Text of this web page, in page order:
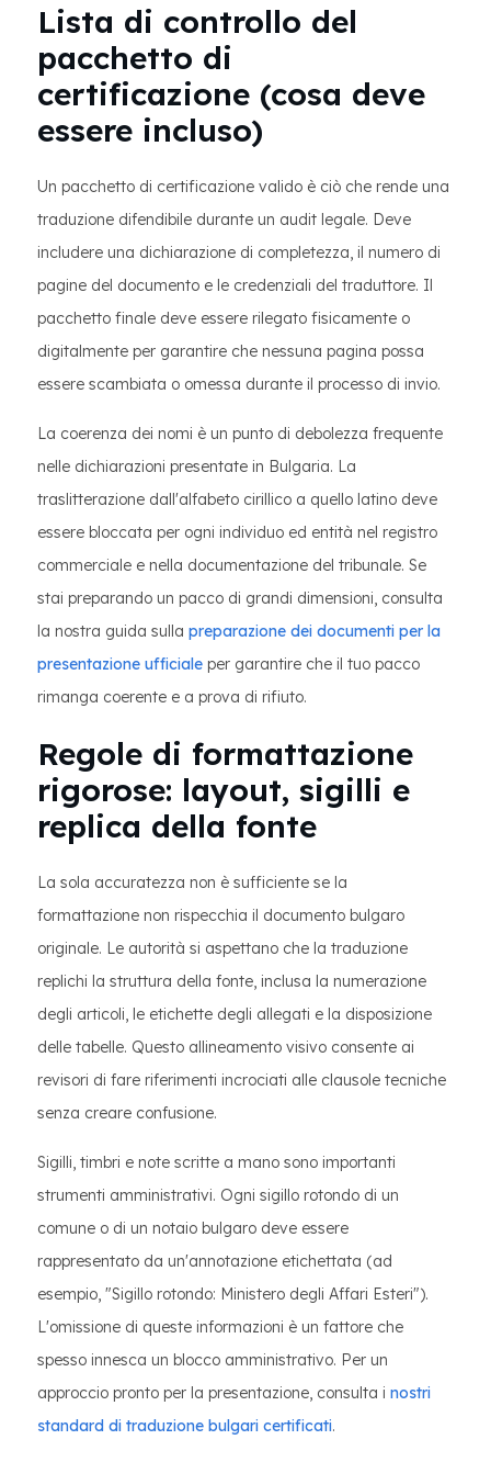
Lista di controllo del
pacchetto di
certificazione (cosa deve
essere incluso)
Un pacchetto di certificazione valido è ciò che rende una
traduzione difendibile durante un audit legale. Deve
includere una dichiarazione di completezza, il numero di
pagine del documento e le credenziali del traduttore. Il
pacchetto finale deve essere rilegato fisicamente o
digitalmente per garantire che nessuna pagina possa
essere scambiata o omessa durante il processo di invio.
La coerenza dei nomi è un punto di debolezza frequente
nelle dichiarazioni presentate in Bulgaria. La
traslitterazione dall'alfabeto cirillico a quello latino deve
essere bloccata per ogni individuo ed entità nel registro
commerciale e nella documentazione del tribunale. Se
stai preparando un pacco di grandi dimensioni, consulta
la nostra guida sulla preparazione dei documenti per la
presentazione ufficiale per garantire che il tuo pacco
rimanga coerente e a prova di rifiuto.
Regole di formattazione
rigorose: layout, sigilli e
replica della fonte
La sola accuratezza non è sufficiente se la
formattazione non rispecchia il documento bulgaro
originale. Le autorità si aspettano che la traduzione
replichi la struttura della fonte, inclusa la numerazione
degli articoli, le etichette degli allegati e la disposizione
delle tabelle. Questo allineamento visivo consente ai
revisori di fare riferimenti incrociati alle clausole tecniche
senza creare confusione.
Sigilli, timbri e note scritte a mano sono importanti
strumenti amministrativi. Ogni sigillo rotondo di un
comune o di un notaio bulgaro deve essere
rappresentato da un'annotazione etichettata (ad
esempio, "Sigillo rotondo: Ministero degli Affari Esteri").
L'omissione di queste informazioni è un fattore che
spesso innesca un blocco amministrativo. Per un
approccio pronto per la presentazione, consulta i nostri
standard di traduzione bulgari certificati.